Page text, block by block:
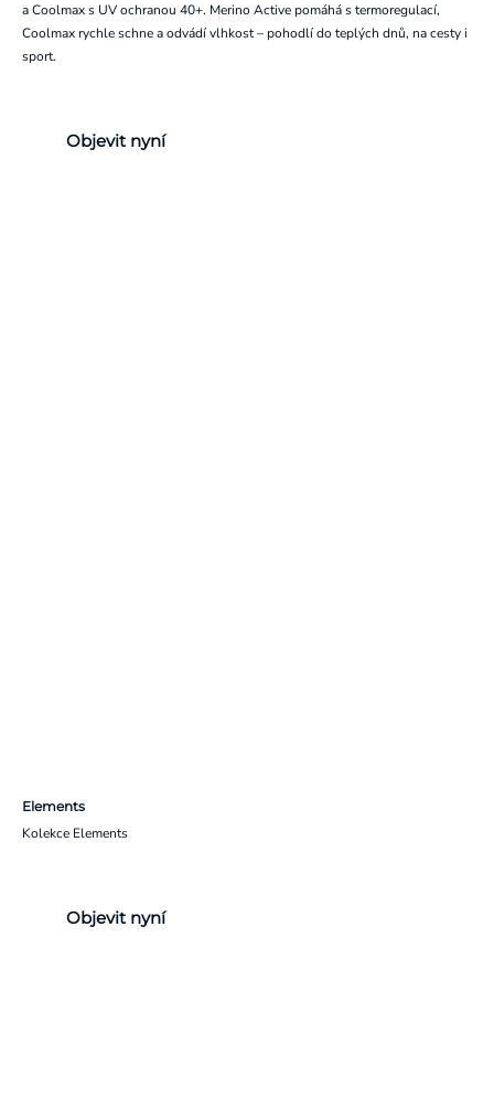
a Coolmax s UV ochranou 40+. Merino Active pomáhá s termoregulací,
Coolmax rychle schne a odvádí vlhkost – pohodlí do teplých dnů, na cesty i
sport.
Objevit nyní
Elements
Kolekce Elements
Objevit nyní